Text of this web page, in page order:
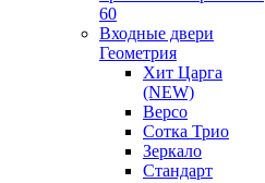
60
Входные двери
Геометрия
Хит Царга
(NEW)
Версо
Сотка Трио
Зеркало
Стандарт